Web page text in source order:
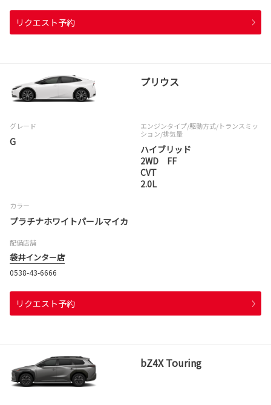
リクエスト予約
プリウス
グレード
G
エンジンタイプ/駆動方式/トランスミッ
ション/排気量
ハイブリッド
2WD FF
CVT
2.0L
カラー
プラチナホワイトパールマイカ
配備店舗
袋井インター店
0538-43-6666
リクエスト予約
bZ4X Touring